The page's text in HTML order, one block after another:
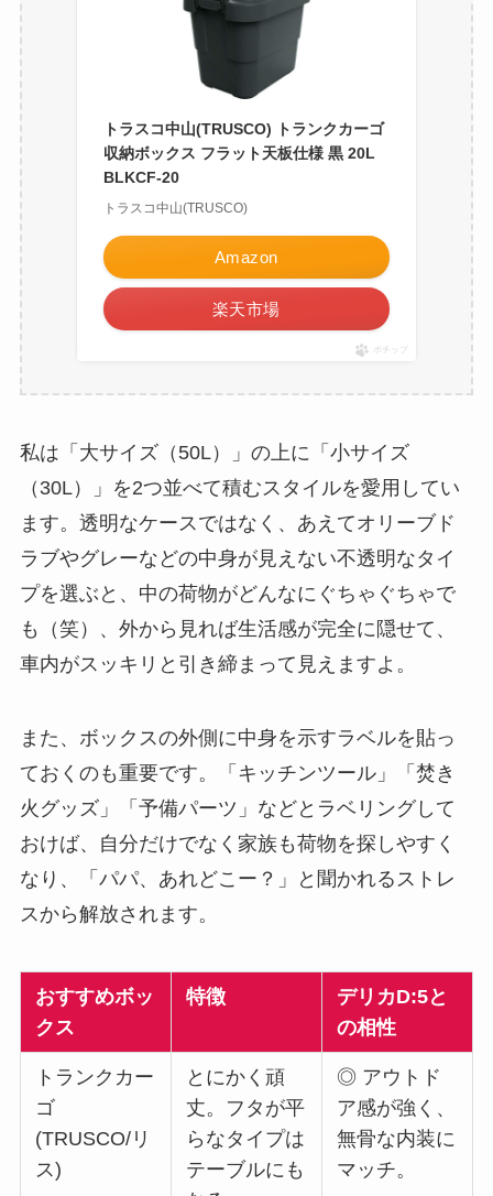
トラスコ中山(TRUSCO) トランクカーゴ
収納ボックス フラット天板仕様 黒 20L
BLKCF-20
トラスコ中山(TRUSCO)
Amazon
楽天市場
ポチップ
私は「大サイズ（50L）」の上に「小サイズ
（30L）」を2つ並べて積むスタイルを愛用してい
ます。透明なケースではなく、あえてオリーブド
ラブやグレーなどの中身が見えない不透明なタイ
プを選ぶと、中の荷物がどんなにぐちゃぐちゃで
も（笑）、外から見れば生活感が完全に隠せて、
車内がスッキリと引き締まって見えますよ。
また、ボックスの外側に中身を示すラベルを貼っ
ておくのも重要です。「キッチンツール」「焚き
火グッズ」「予備パーツ」などとラベリングして
おけば、自分だけでなく家族も荷物を探しやすく
なり、「パパ、あれどこー？」と聞かれるストレ
スから解放されます。
おすすめボッ
クス
特徴
デリカD:5と
の相性
トランクカー
ゴ
(TRUSCO/リ
ス)
とにかく頑
丈。フタが平
らなタイプは
テーブルにも
◎ アウトド
ア感が強く、
無骨な内装に
マッチ。